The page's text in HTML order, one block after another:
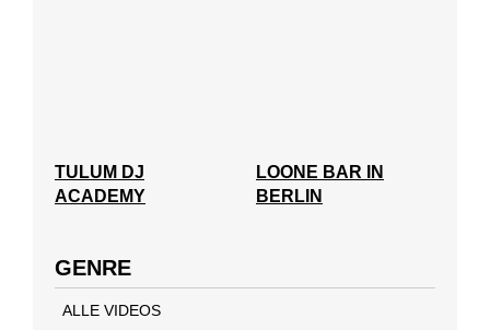
TULUM DJ
ACADEMY
LOONE BAR IN
BERLIN
GENRE
ALLE VIDEOS